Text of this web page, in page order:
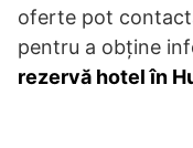
oferte pot
pentru a obține
rezervă hotel în